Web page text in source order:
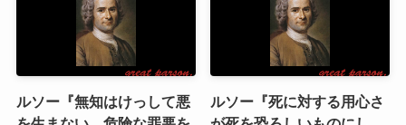
ルソー『無知はけっして悪
ルソー『死に対する用心さ